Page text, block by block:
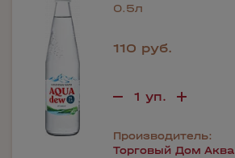
0.5л
110 руб.
Производитель:
Торговый Дом Аква